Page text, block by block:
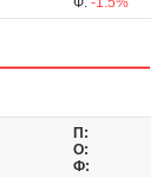
П:
О:
Ф: